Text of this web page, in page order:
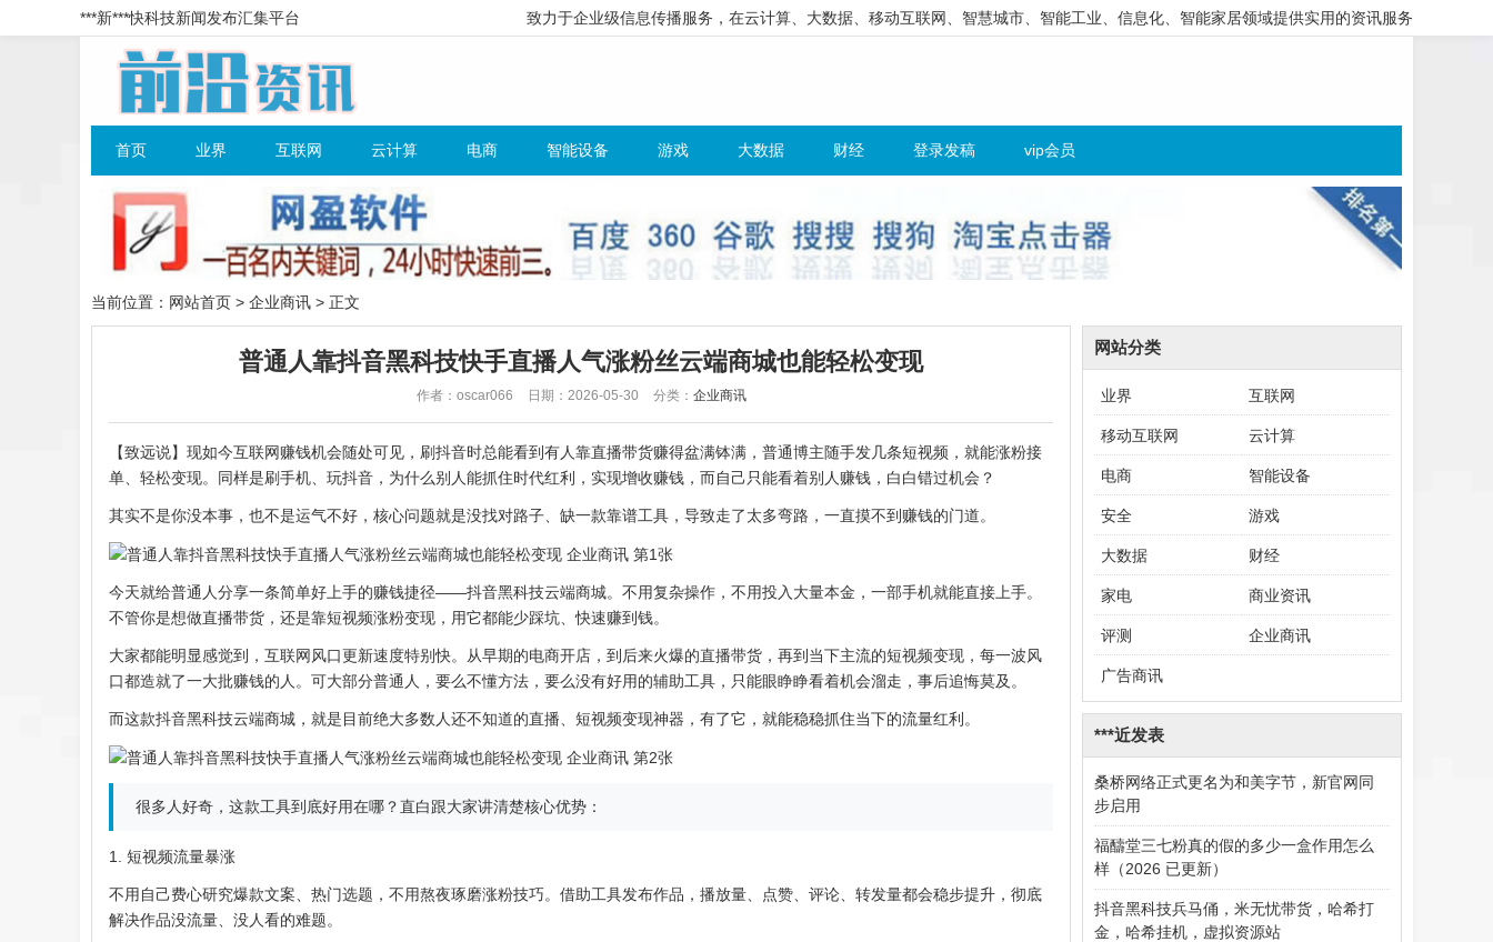
***新***快科技新闻发布汇集平台 致力于企业级信息传播服务，在云计算、大数据、移动互联网、智慧城市、智能工业、信息化、智能家居领域提供实用的资讯服务
首页 业界 互联网 云计算 电商 智能设备 游戏 大数据 财经 登录发稿 vip会员
当前位置： 网站首页 > 企业商讯 > 正文
普通人靠抖音黑科技快手直播人气涨粉丝云端商城也能轻松变现
作者：oscar066 日期：2026-05-30 分类： 企业商讯
【致远说】现如今互联网赚钱机会随处可见，刷抖音时总能看到有人靠直播带货赚得盆满钵满，普通博主随手发几条短视频，就能涨粉接
单、轻松变现。同样是刷手机、玩抖音，为什么别人能抓住时代红利，实现增收赚钱，而自己只能看着别人赚钱，白白错过机会？
其实不是你没本事，也不是运气不好，核心问题就是没找对路子、缺一款靠谱工具，导致走了太多弯路，一直摸不到赚钱的门道。
今天就给普通人分享一条简单好上手的赚钱捷径——抖音黑科技云端商城。不用复杂操作，不用投入大量本金，一部手机就能直接上手。
不管你是想做直播带货，还是靠短视频涨粉变现，用它都能少踩坑、快速赚到钱。
大家都能明显感觉到，互联网风口更新速度特别快。从早期的电商开店，到后来火爆的直播带货，再到当下主流的短视频变现，每一波风
口都造就了一大批赚钱的人。可大部分普通人，要么不懂方法，要么没有好用的辅助工具，只能眼睁睁看着机会溜走，事后追悔莫及。
而这款抖音黑科技云端商城，就是目前绝大多数人还不知道的直播、短视频变现神器，有了它，就能稳稳抓住当下的流量红利。
很多人好奇，这款工具到底好用在哪？直白跟大家讲清楚核心优势：
1. 短视频流量暴涨
不用自己费心研究爆款文案、热门选题，不用熬夜琢磨涨粉技巧。借助工具发布作品，播放量、点赞、评论、转发量都会稳步提升，彻底
解决作品没流量、没人看的难题。
网站分类
业界 互联网
移动互联网 云计算
电商 智能设备
安全 游戏
大数据 财经
家电 商业资讯
评测 企业商讯
广告商讯
***近发表
桑桥网络正式更名为和美字节，新官网同
步启用
福醻堂三七粉真的假的多少一盒作用怎么
样（2026 已更新）
抖音黑科技兵马俑，米无忧带货，哈希打
金，哈希挂机，虚拟资源站